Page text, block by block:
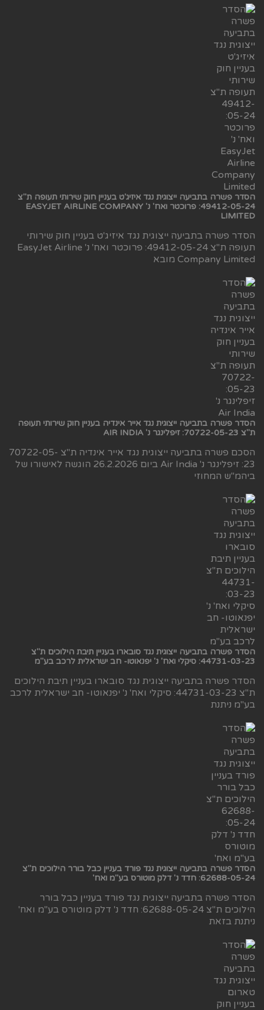
הסדר פשרה בתביעה ייצוגית נגד איזיג'ט בעניין חוק שירותי תעופה ת"צ
49412-05-24: פרוכטר ואח' נ' EASYJET AIRLINE COMPANY
LIMITED
הסדר פשרה בתביעה ייצוגית נגד איזיג'ט בעניין חוק שירותי
תעופה ת"צ 49412-05-24: פרוכטר ואח' נ' EasyJet Airline
Company Limited מובא
הסדר פשרה בתביעה ייצוגית נגד אייר אינדיה בעניין חוק שירותי תעופה
ת"צ 70722-05-23: זיפלינגר נ' AIR INDIA
הסכם פשרה בתביעה ייצוגית נגד אייר אינדיה ת"צ 70722-05-
23: זיפלינגר נ' Air India ביום 26.2.2026 הוגשה לאישורו של
ביהמ"ש המחוזי
הסדר פשרה בתביעה ייצוגית נגד סובארו בעניין תיבת הילוכים ת"צ
44731-03-23: סיקלי ואח' נ' יפנאוטו- חב ישראלית לרכב בע"מ
הסדר פשרה בתביעה ייצוגית נגד סובארו בעניין תיבת הילוכים
ת"צ 44731-03-23: סיקלי ואח' נ' יפנאוטו- חב ישראלית לרכב
בע"מ ניתנת
הסדר פשרה בתביעה ייצוגית נגד פורד בעניין כבל בורר הילוכים ת"צ
62688-05-24: חדד נ' דלק מוטורס בע"מ ואח'
הסדר פשרה בתביעה ייצוגית נגד פורד בעניין כבל בורר
הילוכים ת"צ 62688-05-24: חדד נ' דלק מוטורס בע"מ ואח'
ניתנת בזאת